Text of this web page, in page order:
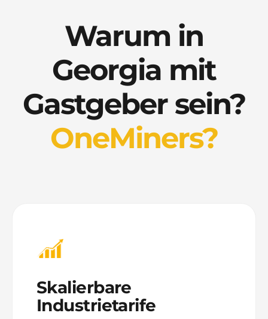
Warum in
Georgia mit
Gastgeber sein?
OneMiners?
Skalierbare
Industrietarife